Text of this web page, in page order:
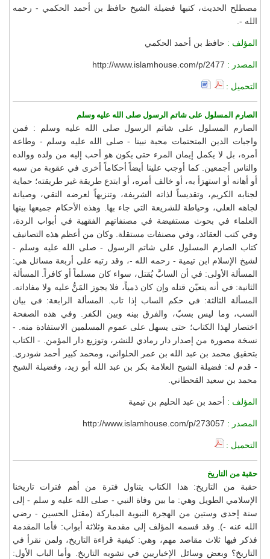
مصطلح الحديث، كتبها فضيلة الشيخ حافظ بن أحمد الحكمي - رحمه
الله -.
المؤلف : حافظ بن أحمد الحكمي
المصدر : http://www.islamhouse.com/p/2477
التحميل :
الصارم المسلول على شاتم الرسول صلى الله عليه وسلم
الصارم المسلول على شاتم الرسول صلى الله عليه وسلم : فمن
واجبات الدين المتحتمات محبة نبينا - صلى الله عليه وسلم - وطاعة
أمره، بل لا يكمل إيمان المرء حتى يكون هو أحب إليه من ولده ووالده
والناس أجمعين. كما أوجب علينا أيضاً أحكاماً أخرى في عقوبة من سبه
أو أهانه أو استهزأ به، أو خالف أمره، أو ابتدع طريقة غير طريقته؛ حماية
لجنابه الكريم، وتقديساً لذاته الشريفة، وتنزيهاً لعرضه النقي، وصيانة
لجاهه العلي، وحياطة للشريعة التي جاء بها. وهذه الأحكام جميعها بينها
العلماء في بحوث مستفيضة في مصنفاتهم الفقهية في أبواب الردة،
وفي كتب العقائد، وفي مصنفات مستقلة. وكان من أعظم هذه التصانيف
كتاب الصارم المسلول على شاتم الرسول - صلى الله عليه وسلم -
لشيخ الإسلام ابن تيمية - رحمه الله -، وقد رتبه على أربعة مسائل هي:
المسألة الأولى: في أن السابَّ يُقتل، سواء كان مسلماً أو كافراً. المسألة
الثانية: في أنه يتعيّن قتله وإن كان ذمياً، فلا يجوز المَنُّ عليه ولا مفاداته.
المسألة الثالثة: في حكم الساب إذا تاب. المسألة الرابعة: في بيان
السب، وما ليس بسبّ، والفرق بينه وبين الكفر. وفي هذه الصفحة
اختصار لهذا الكتاب؛ حتى يسهل على عموم المسلمين الاستفادة منه. -
نسخة مصورة من إصدار دار رمادي للنشر، وتوزيع دار المؤمن. - الكتاب
بتحقيق محمد بن عبد الله بن عمر الحلواني، ومحمد كبير أحمد شودري.
- قدم له: فضيلة الشيخ العلامة بكر بن عبد الله أبو زيد، وفضيلة الشيخ
محمد بن سعيد القحطاني.
المؤلف : أحمد بن عبد الحليم بن تيمية
المصدر : http://www.islamhouse.com/p/273057
التحميل :
حقبة من التاريخ
حقبة من التاريخ: هذا الكتاب يتناول فترة من أهم فترات تاريخنا
الإسلامي الطويل وهي: ما بين وفاة النبي - صلى الله عليه و سلم - إلى
سنة إحدى وستين من الهجرة النبوية المباركة (مقتل الحسين - رضي
الله عنه -). وقد قسمه المؤلف إلى مقدمة وثلاثة أبواب: فأما المقدمة
فذكر فيها ثلاث مقاصد مهم، وهي: كيفية قراءة التاريخ، ولمن نقرأ في
التاريخ؟ وبعض وسائل الإخباريين في تشويه التاريخ. وأما الباب الأول: